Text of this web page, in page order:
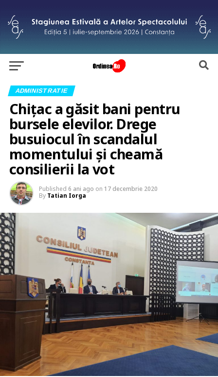
ADMINISTRATIE
Chițac a găsit bani pentru
bursele elevilor. Drege
busuiocul în scandalul
momentului și cheamă
consilierii la vot
Published 6 ani ago on 17 decembrie 2020
By Tatian Iorga